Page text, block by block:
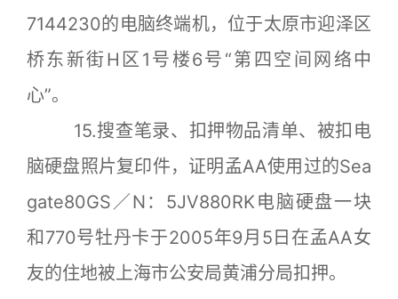
7144230的电脑终端机，位于太原市迎泽区
桥东新街H区1号楼6号“第四空间网络中
心”。
15.搜查笔录、扣押物品清单、被扣电
脑硬盘照片复印件，证明孟AA使用过的Sea
gate80GS／N：5JV880RK电脑硬盘一块
和770号牡丹卡于2005年9月5日在孟AA女
友的住地被上海市公安局黄浦分局扣押。